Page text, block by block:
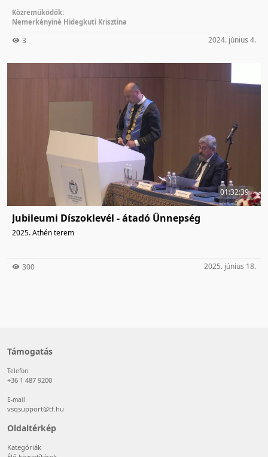
Közreműködők:
Nemerkényiné Hidegkuti Krisztina
3 2024. június 4.
01:32:39
Jubileumi Díszoklevél - átadó Ünnepség
2025. Athén terem
300 2025. június 18.
Támogatás
Telefon
+36 1 487 9200
E-mail
vsqsupport@tf.hu
Oldaltérkép
Kategóriák